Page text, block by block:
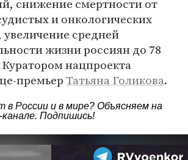
снижение смертности от
и онкологических
увеличение средней
жизни россиян до 78
Куратором нацпроекта
премьерТатьяна Голикова.
в России и в мире? Объясняем на
канале. Подпишись!